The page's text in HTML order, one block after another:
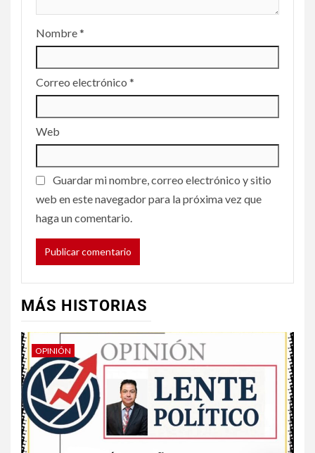
Nombre*
Correo electrónico *
Web
Guardar mi nombre, correo electrónico y sitio
web en este navegador para la próxima vez que
haga un comentario.
MÁS HISTORIAS
OPINIÓN